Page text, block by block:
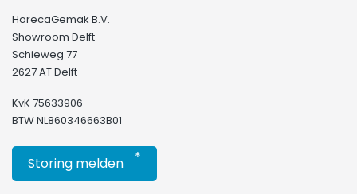
HorecaGemak B.V.
Showroom Delft
Schieweg 77
2627 AT Delft
KvK 75633906
BTW NL860346663B01
Storing melden *